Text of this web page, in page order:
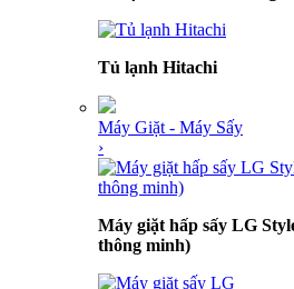
Tủ lạnh Hitachi
Máy Giặt - Máy Sấy
›
Máy giặt hấp sấy LG
thông minh)